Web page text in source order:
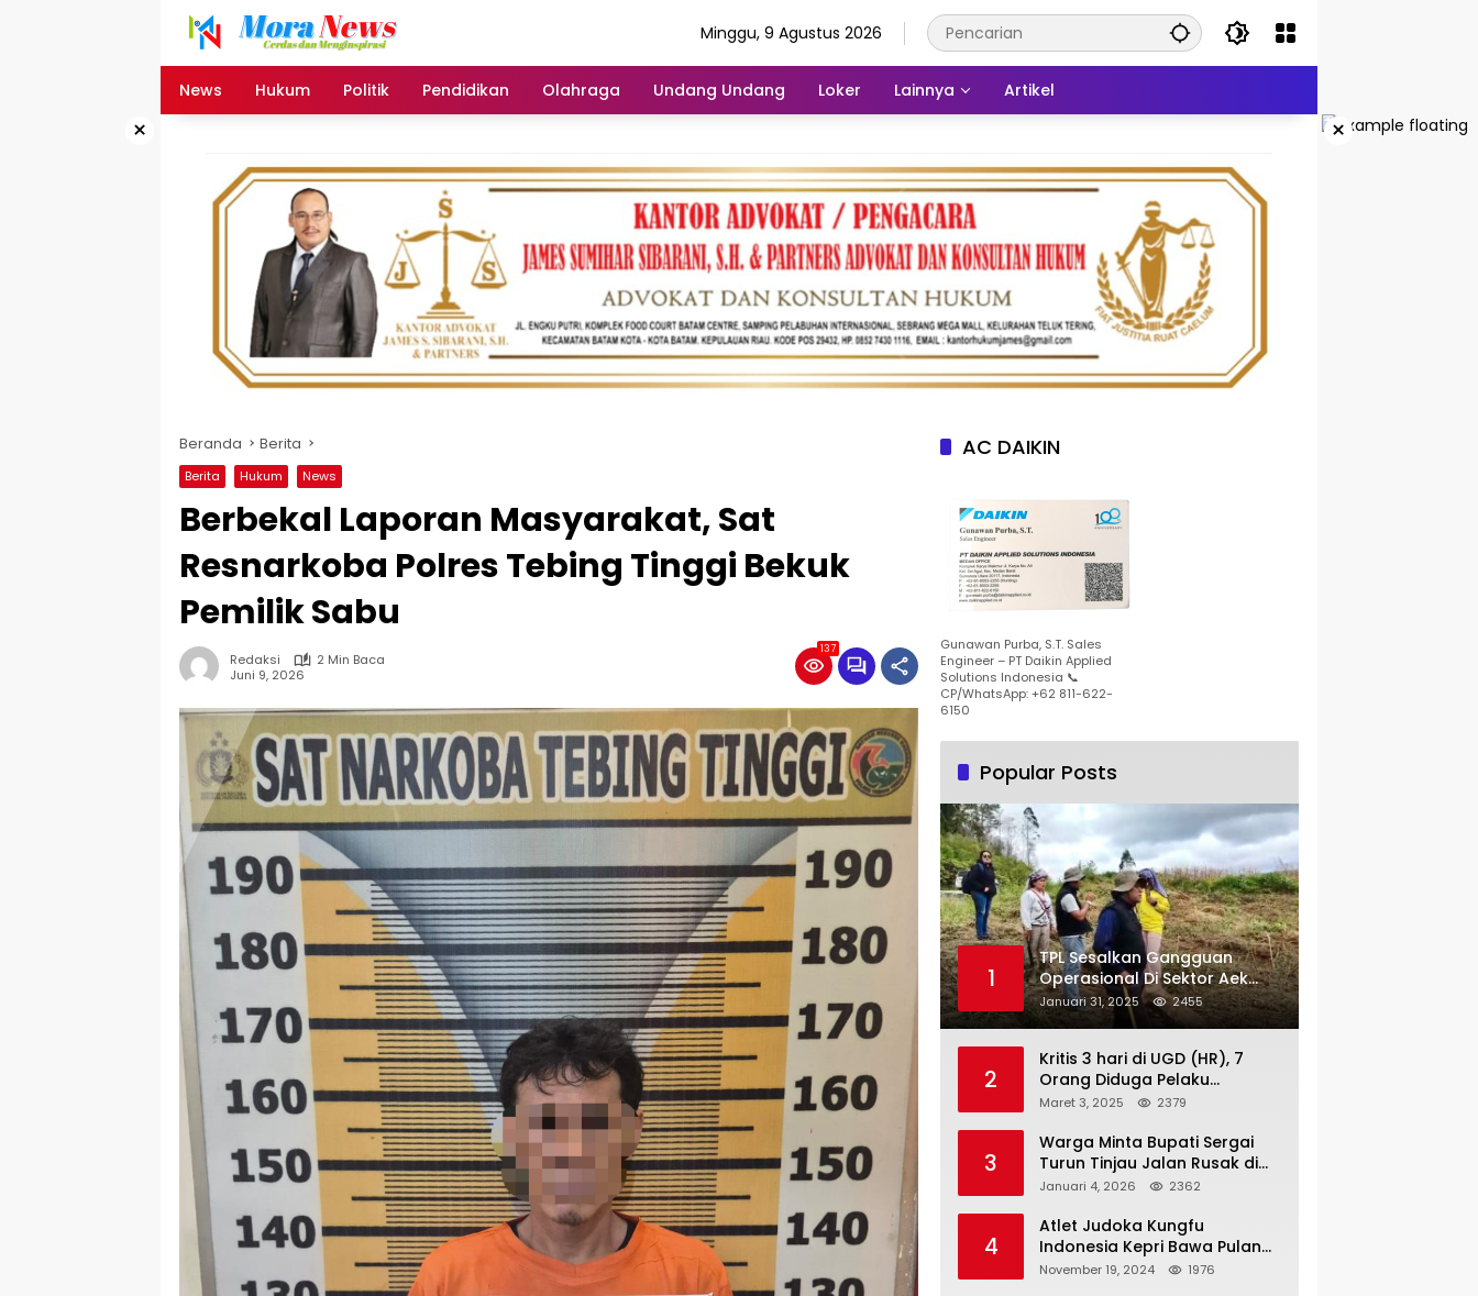
Minggu, 9 Agustus 2026
News Hukum Politik Pendidikan Olahraga Undang Undang Loker Lainnya Artikel
× ×
Beranda Berita
Berita Hukum News
Berbekal Laporan Masyarakat, Sat
Resnarkoba Polres Tebing Tinggi Bekuk
Pemilik Sabu
Redaksi
2 Min Baca
Juni 9, 2026
137
AC DAIKIN
Gunawan Purba, S.T. Sales
Engineer – PT Daikin Applied
Solutions Indonesia 📞
CP/WhatsApp: +62 811-622-
6150
Popular Posts
1
TPL Sesalkan Gangguan
Operasional Di Sektor Aek
Nauli
Januari 31, 2025 2455
2
Kritis 3 hari di UGD (HR), 7
Orang Diduga Pelaku
Pengeroyokan di Lift KTV
Kantor Hukum JAP
Pertanyakan Kinerja Polresta
Tanjungpinang
Maret 3, 2025 2379
3
Warga Minta Bupati Sergai
Turun Tinjau Jalan Rusak di
Dusun 4 Desa Sei Periuk
Januari 4, 2026 2362
4
Atlet Judoka Kungfu
Indonesia Kepri Bawa Pulang
11 Medali Pra Fornas bogor, 3
November 19, 2024 1976